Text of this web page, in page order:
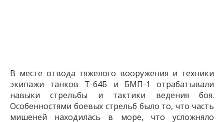
В месте отвода тяжелого вооружения и техники
экипажи танков Т-64Б и БМП-1 отрабатывали
навыки стрельбы и тактики ведения боя.
Особенностями боевых стрельб было то, что часть
мишеней находилась в море, что усложняло